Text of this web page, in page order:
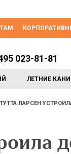
ЛЕТНИЕ
023-81-81
ТУТТА ЛАРСЕН